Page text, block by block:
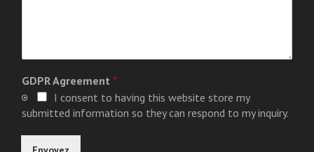
GDPR Agreement *
I consent to having this website store my
submitted information so they can respond to my inquiry.